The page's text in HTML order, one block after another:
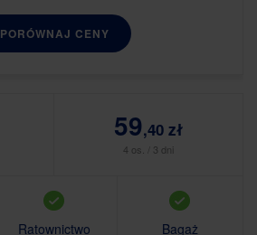
PORÓWNAJ CENY
Ratownictwo Bagaż
59,40 zł
4 os. / 3 dni